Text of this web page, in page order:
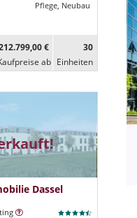
Pflege, Neubau
€
ab
30
Ein­heiten
Dassel